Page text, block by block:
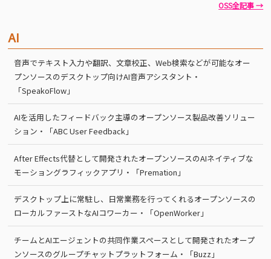
OSS全記事 →
AI
音声でテキスト入力や翻訳、文章校正、Web検索などが可能なオー
プンソースのデスクトップ向けAI音声アシスタント・
「SpeakoFlow」
AIを活用したフィードバック主導のオープンソース製品改善ソリュー
ション・「ABC User Feedback」
After Effects代替として開発されたオープンソースのAIネイティブな
モーショングラフィックアプリ・「Premation」
デスクトップ上に常駐し、日常業務を行ってくれるオープンソースの
ローカルファーストなAIコワーカー・「OpenWorker」
チームとAIエージェントの共同作業スペースとして開発されたオープ
ンソースのグループチャットプラットフォーム・「Buzz」